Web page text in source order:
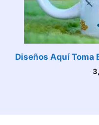
Diseños Aquí Toma